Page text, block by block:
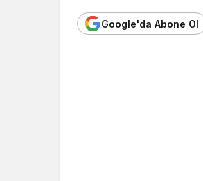
Google'da Abone Ol